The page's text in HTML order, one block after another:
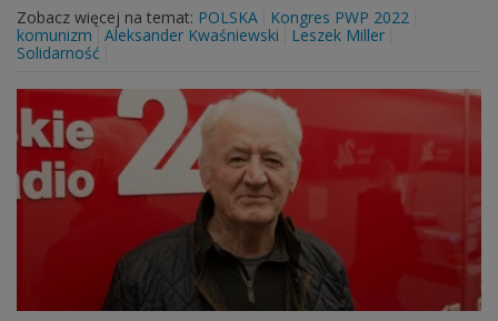
Zobacz więcej na temat: POLSKA
Kongres PWP 2022
komunizm
Aleksander Kwaśniewski
Leszek Miller
Solidarność